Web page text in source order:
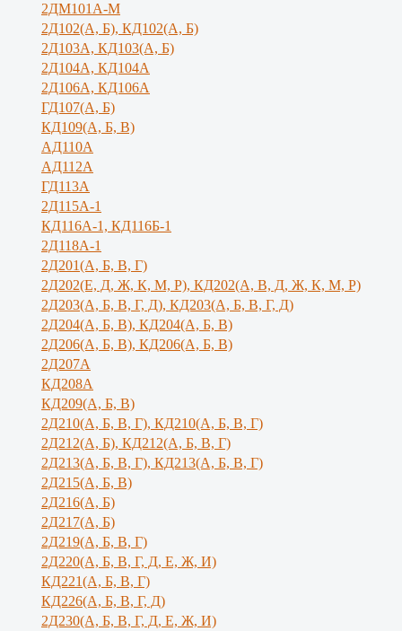
2ДМ101А-М
2Д102(А, Б), КД102(А, Б)
2Д103А, КД103(А, Б)
2Д104А, КД104А
2Д106А, КД106А
ГД107(А, Б)
КД109(А, Б, В)
АД110А
АД112А
ГД113А
2Д115А-1
КД116А-1, КД116Б-1
2Д118А-1
2Д201(А, Б, В, Г)
2Д202(Е, Д, Ж, К, М, Р), КД202(А, В, Д, Ж, К, М, Р)
2Д203(А, Б, В, Г, Д), КД203(А, Б, В, Г, Д)
2Д204(А, Б, В), КД204(А, Б, В)
2Д206(А, Б, В), КД206(А, Б, В)
2Д207А
КД208А
КД209(А, Б, В)
2Д210(А, Б, В, Г), КД210(А, Б, В, Г)
2Д212(А, Б), КД212(А, Б, В, Г)
2Д213(А, Б, В, Г), КД213(А, Б, В, Г)
2Д215(А, Б, В)
2Д216(А, Б)
2Д217(А, Б)
2Д219(А, Б, В, Г)
2Д220(А, Б, В, Г, Д, Е, Ж, И)
КД221(А, Б, В, Г)
КД226(А, Б, В, Г, Д)
2Д230(А, Б, В, Г, Д, Е, Ж, И)